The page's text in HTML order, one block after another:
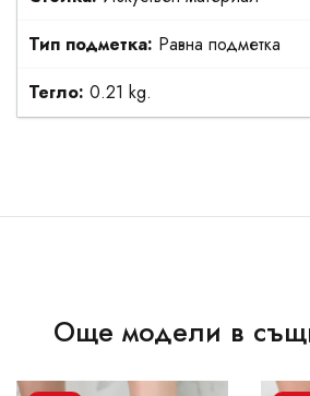
Тип подметка: Равна подметка
Тегло: 0.21 kg.
Още модели в